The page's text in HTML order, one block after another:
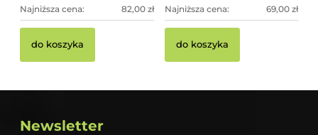
Najniższa cena: 82,00 zł
do koszyka
Najniższa cena: 69,00 zł
do koszyka
Newsletter